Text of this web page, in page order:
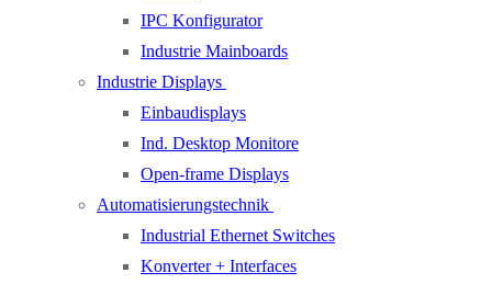
IPC Konfigurator
Industrie Mainboards
Industrie Displays
Einbaudisplays
Ind. Desktop Monitore
Open-frame Displays
Automatisierungstechnik
Industrial Ethernet Switches
Konverter + Interfaces